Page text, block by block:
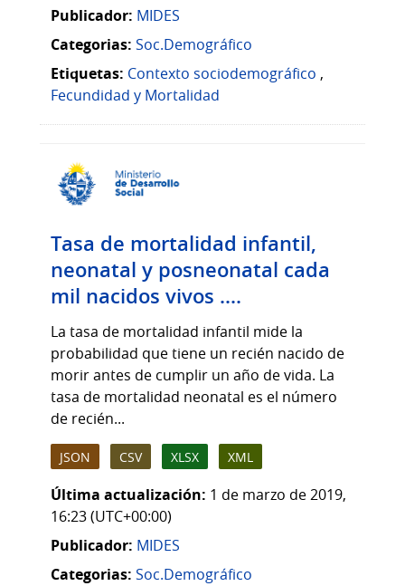
Publicador: MIDES
Categorias: Soc.Demográfico
Etiquetas: Contexto sociodemográfico ,
Fecundidad y Mortalidad
Tasa de mortalidad infantil,
neonatal y posneonatal cada
mil nacidos vivos ....
La tasa de mortalidad infantil mide la
probabilidad que tiene un recién nacido de
morir antes de cumplir un año de vida. La
tasa de mortalidad neonatal es el número
de recién...
JSON CSV XLSX XML
Última actualización: 1 de marzo de 2019,
16:23 (UTC+00:00)
Publicador: MIDES
Categorias: Soc.Demográfico